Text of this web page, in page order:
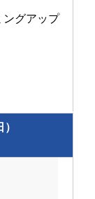
ングアップ